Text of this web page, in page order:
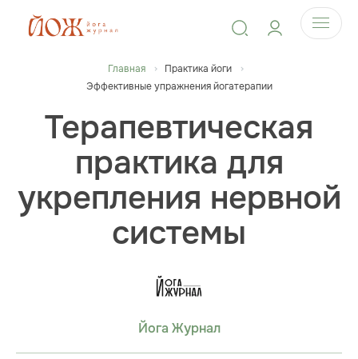
Главная
Практика йоги
Эффективные упражнения йогатерапии
Терапевтическая
практика для
укрепления нервной
системы
Йога Журнал